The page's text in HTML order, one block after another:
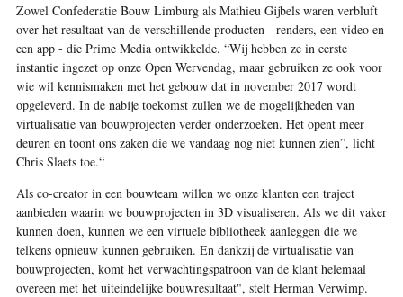
Zowel Confederatie Bouw Limburg als Mathieu Gijbels waren verbluft
over het resultaat van de verschillende producten - renders, een video en
een app - die Prime Media ontwikkelde. “Wij hebben ze in eerste
instantie ingezet op onze Open Wervendag, maar gebruiken ze ook voor
wie wil kennismaken met het gebouw dat in november 2017 wordt
opgeleverd. In de nabije toekomst zullen we de mogelijkheden van
virtualisatie van bouwprojecten verder onderzoeken. Het opent meer
deuren en toont ons zaken die we vandaag nog niet kunnen zien”, licht
Chris Slaets toe.“
Als co-creator in een bouwteam willen we onze klanten een traject
aanbieden waarin we bouwprojecten in 3D visualiseren. Als we dit vaker
kunnen doen, kunnen we een virtuele bibliotheek aanleggen die we
telkens opnieuw kunnen gebruiken. En dankzij de virtualisatie van
bouwprojecten, komt het verwachtingspatroon van de klant helemaal
overeen met het uiteindelijke bouwresultaat", stelt Herman Verwimp.